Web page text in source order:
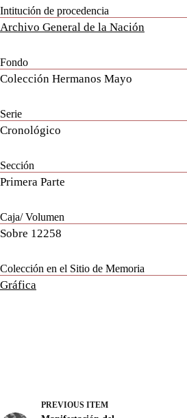
Intitución de procedencia
Archivo General de la Nación
Fondo
Colección Hermanos Mayo
Serie
Cronológico
Sección
Primera Parte
Caja/ Volumen
Sobre 12258
Colección en el Sitio de Memoria
Gráfica
PREVIOUS ITEM